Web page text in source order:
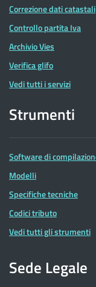
Correzione dati catastali
Controllo partita Iva
Archivio Vies
Verifica glifo
Vedi tutti i servizi
Strumenti
Software di
Modelli
Specifiche tecniche
Codici tributo
Vedi tutti gli strumenti
Sede Legale